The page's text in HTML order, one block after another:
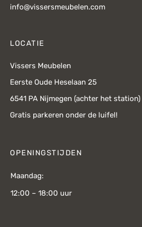
info@vissersmeubelen.com
LOCATIE
Vissers Meubelen
Eerste Oude Heselaan 25
6541 PA Nijmegen (achter het station)
Gratis parkeren onder de luifel!
OPENINGSTIJDEN
Maandag:
12:00 – 18:00 uur